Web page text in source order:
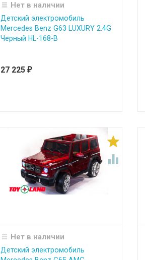
Нет в наличии
Детский электромобиль
Mercedes Benz G63 LUXURY 2.4G
Черный HL-168-B
27 225₽


Нет в наличии
Детский электромобиль